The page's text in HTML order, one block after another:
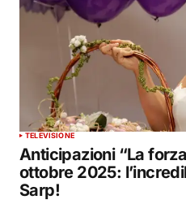
TELEVISIONE
Anticipazioni “La
ottobre 2025:
Sarp!